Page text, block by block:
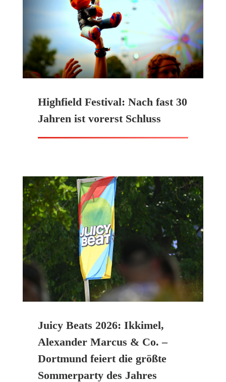
Highfield Festival: Nach fast 30
Jahren ist vorerst Schluss
Juicy Beats 2026: Ikkimel,
Alexander Marcus & Co. –
Dortmund feiert die größte
Sommerparty des Jahres